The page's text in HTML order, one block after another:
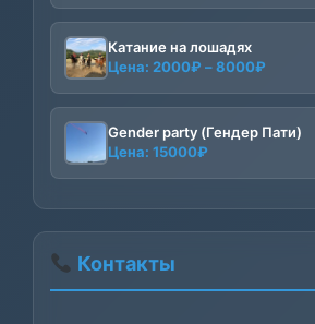
Катание на лошадях
Цена: 2000₽ –8000₽
2000₽
–
Gender party (Гендер Пати)
Цена: 15000₽
Контакты